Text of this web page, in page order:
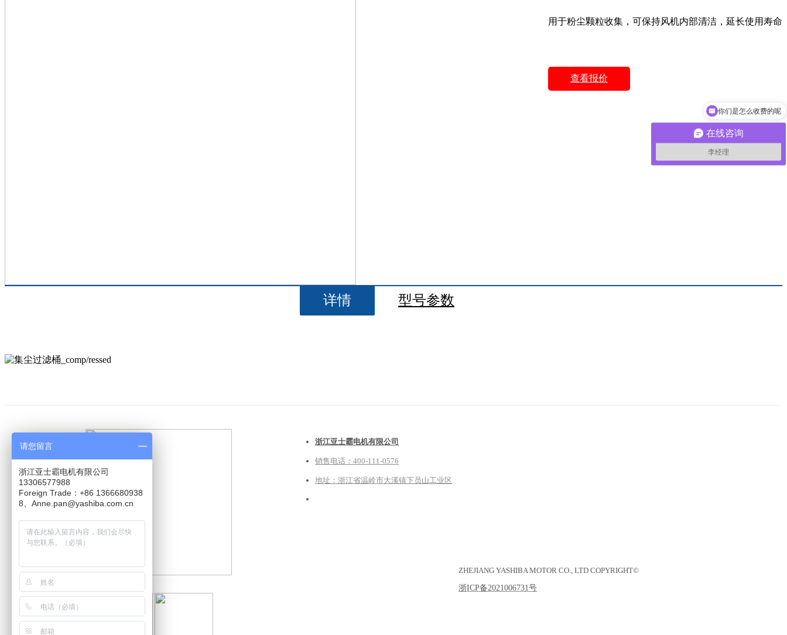
用于粉尘颗粒收集，可保持风机内部清洁，延长使用寿命
查看报价
详情 型号参数
浙江亚士霸电机有限公司
销售电话：400-111-0576
地址：浙江省温岭市大溪镇下员山工业区
ZHEJIANG YASHIBA MOTOR CO., LTD COPYRIGHT©
浙ICP备2021006731号
在线咨询
李经理
你们是怎么收费的呢
请您留言
浙江亚士霸电机有限公司
13306577988
Foreign Trade：+86 1366680938
8、Anne.pan@yashiba.com.cn